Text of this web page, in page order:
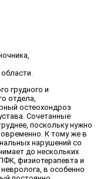
грудного и
отдела,
остеохондроз
Сочетанные
поскольку нужно
К тому же в
нарушений со
до нескольких
физиотерапевта и
в особенно